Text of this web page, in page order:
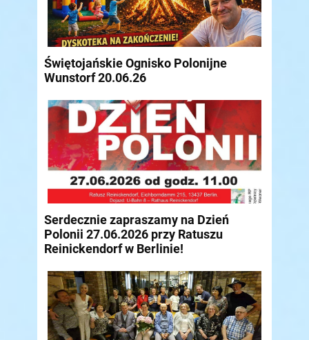
Świętojańskie Ognisko Polonijne
Wunstorf 20.06.26
Serdecznie zapraszamy na Dzień
Polonii 27.06.2026 przy Ratuszu
Reinickendorf w Berlinie!